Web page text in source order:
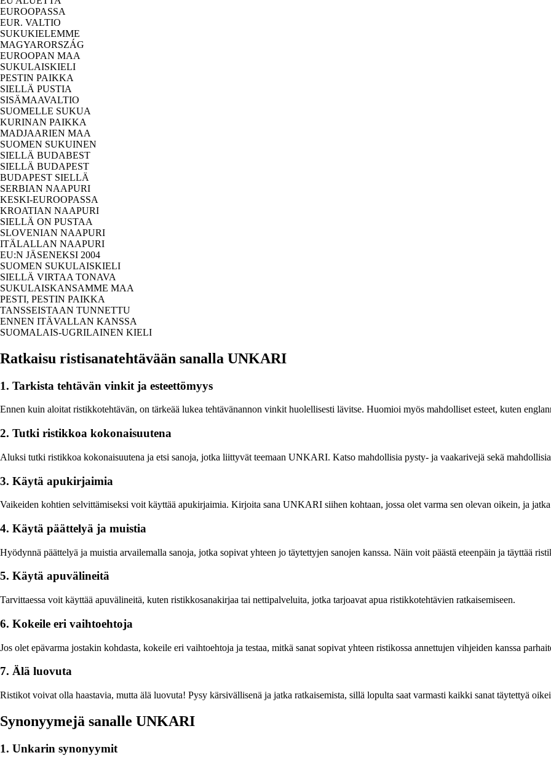
EUROOPASSA
EUR. VALTIO
SUKUKIELEMME
MAGYARORSZÁG
EUROOPAN MAA
SUKULAISKIELI
PESTIN PAIKKA
SIELLÄ PUSTIA
SISÄMAAVALTIO
SUOMELLE SUKUA
KURINAN PAIKKA
MADJAARIEN MAA
SUOMEN SUKUINEN
SIELLÄ BUDABEST
SIELLÄ BUDAPEST
BUDAPEST SIELLÄ
SERBIAN NAAPURI
KESKI-EUROOPASSA
KROATIAN NAAPURI
SIELLÄ ON PUSTAA
SLOVENIAN NAAPURI
ITÄLALLAN NAAPURI
EU:N JÄSENEKSI 2004
SUOMEN SUKULAISKIELI
SIELLÄ VIRTAA TONAVA
SUKULAISKANSAMME MAA
PESTI, PESTIN PAIKKA
TANSSEISTAAN TUNNETTU
ENNEN ITÄVALLAN KANSSA
SUOMALAIS-UGRILAINEN KIELI
Ratkaisu ristisanatehtävään sanalla UNKARI
1. Tarkista tehtävän vinkit ja esteettömyys
Ennen kuin aloitat ristikkotehtävän, on tärkeää lukea tehtävänannon vinkit huolellisesti lävitse. Huomioi myös mahdolliset esteet, kuten
2. Tutki ristikkoa kokonaisuutena
Aluksi tutki ristikkoa kokonaisuutena ja etsi sanoja, jotka liittyvät teemaan UNKARI. Katso mahdollisia pysty- ja vaakarivejä sekä
3. Käytä apukirjaimia
Vaikeiden kohtien selvittämiseksi voit käyttää apukirjaimia. Kirjoita sana UNKARI siihen kohtaan, jossa olet varma sen olevan oikein, ja
4. Käytä päättelyä ja muistia
Hyödynnä päättelyä ja muistia arvailemalla sanoja, jotka sopivat yhteen jo täytettyjen sanojen kanssa. Näin voit päästä eteenpäin ja täyttää
5. Käytä apuvälineitä
Tarvittaessa voit käyttää apuvälineitä, kuten ristikkosanakirjaa tai nettipalveluita, jotka tarjoavat apua ristikkotehtävien ratkaisemiseen.
6. Kokeile eri vaihtoehtoja
Jos olet epävarma jostakin kohdasta, kokeile eri vaihtoehtoja ja testaa, mitkä sanat sopivat yhteen ristikossa annettujen vihjeiden kanssa
7. Älä luovuta
Ristikot voivat olla haastavia, mutta älä luovuta! Pysy kärsivällisenä ja jatka ratkaisemista, sillä lopulta saat varmasti kaikki sanat täytettyä
Synonyymejä sanalle UNKARI
1. Unkarin synonyymit